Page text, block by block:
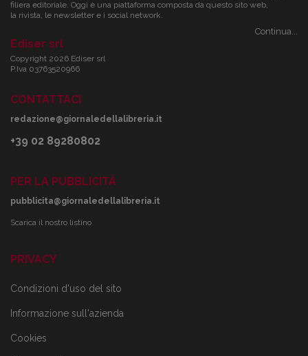
filiera editoriale. Oggi è una piattaforma composta da questo sito web,
la rivista, le newsletter e i social network.
Continua...
Ediser srl
Copyright 2026 Ediser srl
P.Iva 03763520966
CONTATTACI
redazione@giornaledellalibreria.it
+39 02 89280802
PER LA PUBBLICITÀ
pubblicita@giornaledellalibreria.it
Scarica il nostro listino
PRIVACY
Condizioni d'uso del sito
Informazione sull'azienda
Cookies